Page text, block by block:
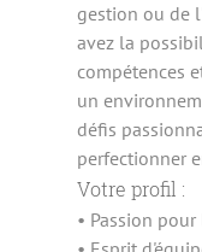
gestion ou de
avez la
compétences
un
défis
perfectionner
Votre profil :
• Passion